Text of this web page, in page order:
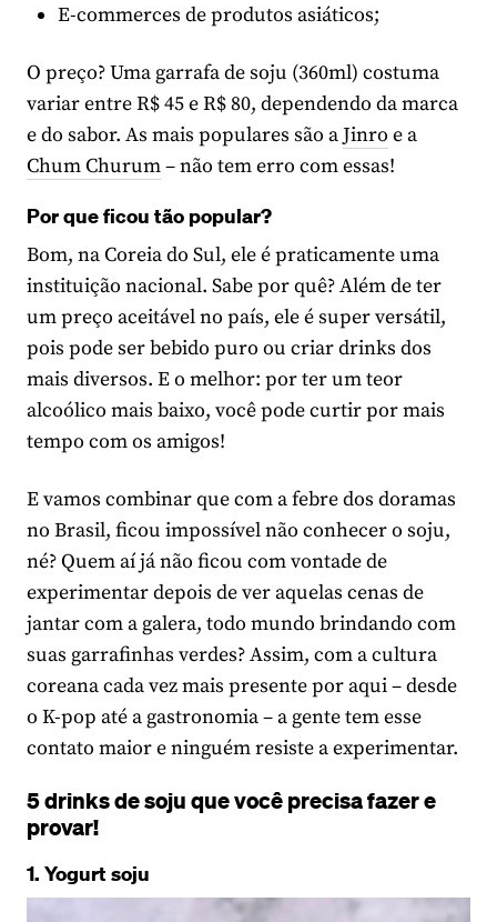
E-commerces de produtos asiáticos;
O preço? Uma garrafa de soju (360ml) costuma
variar entre R$ 45 e R$ 80, dependendo da marca
e do sabor. As mais populares são aJinro e a
Chum Churum– não tem erro com essas!
Por que ficou tão popular?
Bom, na Coreia do Sul, ele é praticamente uma
instituição nacional. Sabe por quê? Além de ter
um preço aceitável no país, ele é super versátil,
pois pode ser bebido puro ou criar drinks dos
mais diversos. E o melhor: por ter um teor
alcoólico mais baixo, você pode curtir por mais
tempo com os amigos!
E vamos combinar que com a febre dos doramas
no Brasil, ficou impossível não conhecer o soju,
né? Quem aí já não ficou com vontade de
experimentar depois de ver aquelas cenas de
jantar com a galera, todo mundo brindando com
suas garrafinhas verdes? Assim, com a cultura
coreana cada vez mais presente por aqui – desde
o K-pop até a gastronomia – a gente tem esse
contato maior e ninguém resiste a experimentar.
5 drinks de soju que você precisa fazer e
provar!
1. Yogurt soju